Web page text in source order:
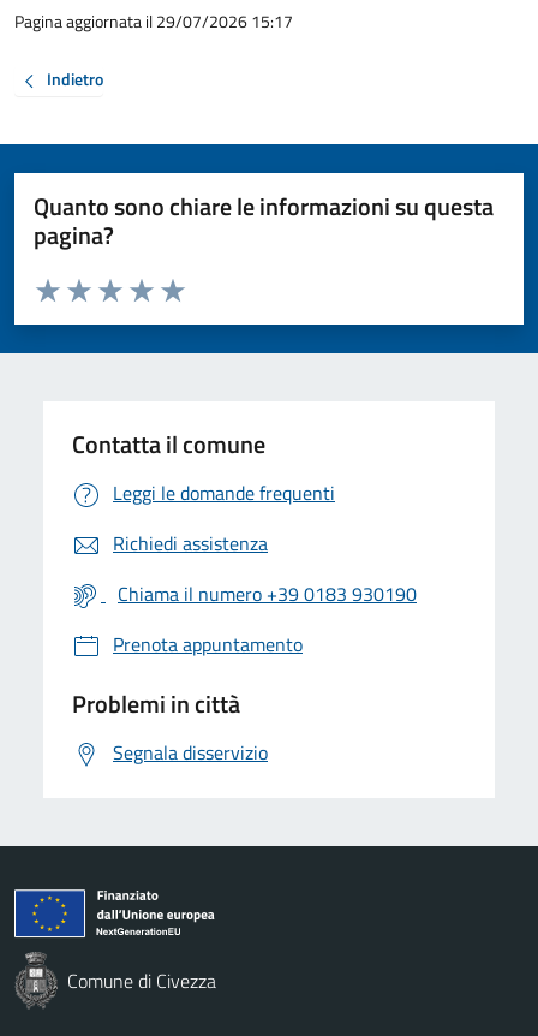
Pagina aggiornata il 29/07/2026 15:17
Indietro
Quanto sono chiare le informazioni su questa
pagina?
Valuta da 1 a 5 stelle la pagina
Valuta 5 stelle su 5
Valuta 4 stelle su 5
Valuta 3 stelle su 5
Valuta 2 stelle su 5
Valuta 1 stelle su 5
Contatta il comune
Leggi le domande frequenti
Richiedi assistenza
Chiama il numero +39 0183 930190
Prenota appuntamento
Problemi in città
Segnala disservizio
Comune di Civezza